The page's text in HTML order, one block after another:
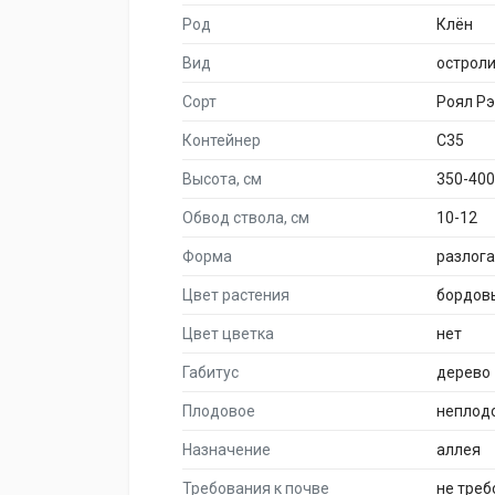
Род Клён
Вид
Сорт Роял
Контейнер C35
Высота, см 350-400
Обвод ствола, см 10-12
Форма
Цвет растения
Цвет цветка нет
Габитус дерево
Плодовое
Назначение аллея
Требования к почве не